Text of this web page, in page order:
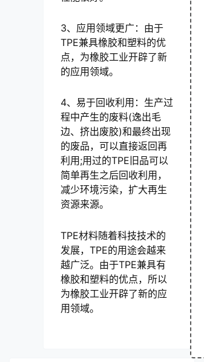
3、应用领域更广：由于
TPE兼具橡胶和塑料的优
点，为橡胶工业开辟了新
的应用领域。
4、易于回收利用：生产过
程中产生的废料(逸出毛
边、挤出废胶)和最终出现
的废品，可以直接返回再
利用;用过的TPE旧品可以
简单再生之后回收利用，
减少环境污染，扩大再生
资源来源。
TPE材料随着科技技术的
发展，TPE的用途会越来
越广泛。由于TPE兼具有
橡胶和塑料的优点，所以
为橡胶工业开辟了新的应
用领域。